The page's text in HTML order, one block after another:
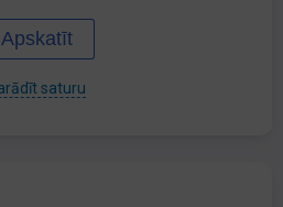
Apskatīt
saturu